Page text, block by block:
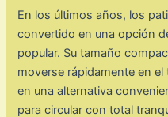
En los últimos años, los
convertido en una opción
popular. Su tamaño
moverse rápidamente en
en una alternativa
para circular con total